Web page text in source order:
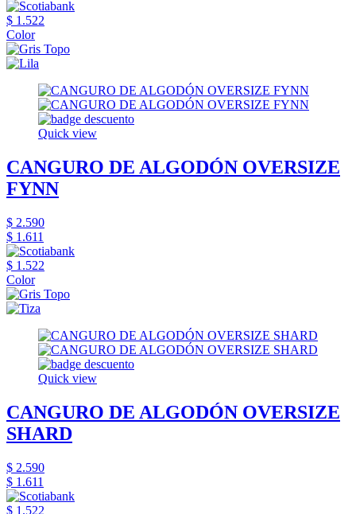
$ 1.522
Color
Quick view
CANGURO DE ALGODÓN OVERSIZE
FYNN
$ 2.590
$ 1.611
$ 1.522
Color
Quick view
CANGURO DE ALGODÓN OVERSIZE
SHARD
$ 2.590
$ 1.611
$ 1.522